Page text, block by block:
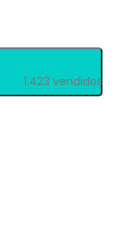
1.423 vendidos